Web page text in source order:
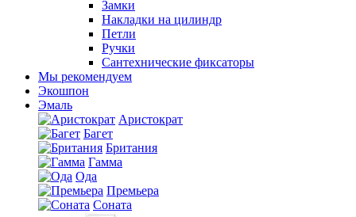
Замки
Накладки на цилиндр
Петли
Ручки
Сантехнические фиксаторы
Мы рекомендуем
Экошпон
Эмаль
Аристократ
Багет
Британия
Гамма
Ода
Премьера
Соната